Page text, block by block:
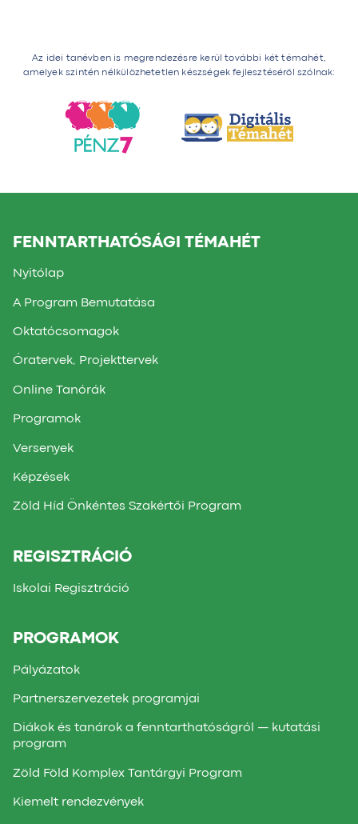
Az idei tanévben is megrendezésre kerül további két témahét,
amelyek szintén nélkülözhetetlen készségek fejlesztéséről szólnak:
FENNTARTHATÓSÁGI TÉMAHÉT
Nyitólap
A Program Bemutatása
Oktatócsomagok
Óratervek, Projekttervek
Online Tanórák
Programok
Versenyek
Képzések
Zöld Híd Önkéntes Szakértői Program
REGISZTRÁCIÓ
Iskolai Regisztráció
PROGRAMOK
Pályázatok
Partnerszervezetek programjai
Diákok és tanárok a fenntarthatóságról — kutatási
program
Zöld Föld Komplex Tantárgyi Program
Kiemelt rendezvények